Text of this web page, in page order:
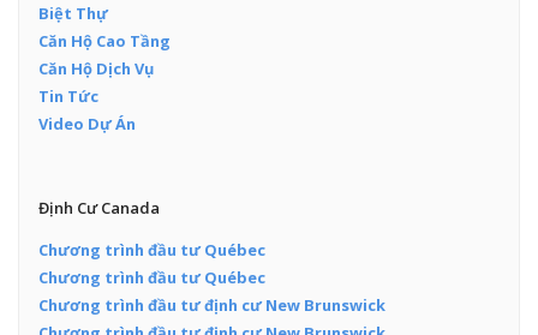
Biệt Thự
Căn Hộ Cao Tầng
Căn Hộ Dịch Vụ
Tin Tức
Video Dự Án
Định Cư Canada
Chương trình đầu tư Québec
Chương trình đầu tư Québec
Chương trình đầu tư định cư New Brunswick